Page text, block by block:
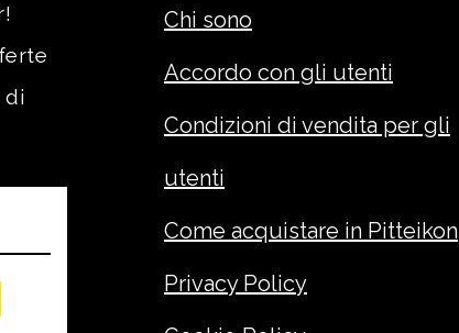
di
Chi sono
Accordo con gli utenti
Condizioni di vendita per gli
utenti
Come acquistare in Pitteikon
Privacy Policy